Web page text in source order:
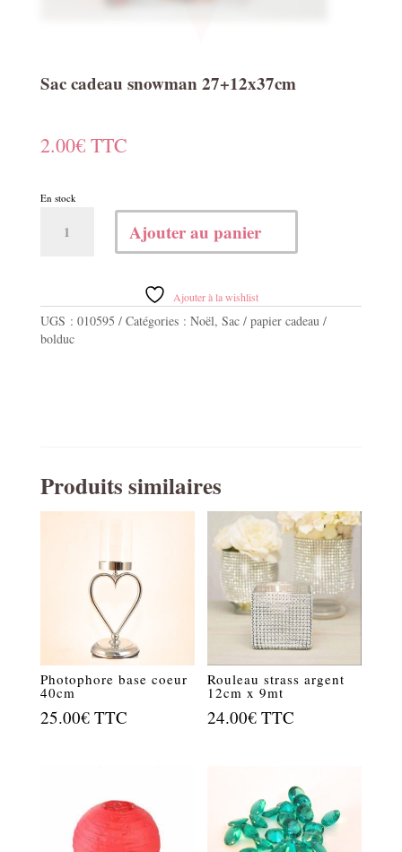
Sac cadeau snowman 27+12x37cm
2.00€ TTC
En stock
27+12x37cm
Ajouter au panier
Ajouter à la wishlist
UGS : 010595 Catégories : Noël, Sac / papier cadeau /
bolduc
Produits similaires
Photophore base coeur
40cm
25.00€ TTC
Rouleau strass argent
12cm x 9mt
24.00€ TTC